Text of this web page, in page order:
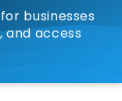
businesses
access